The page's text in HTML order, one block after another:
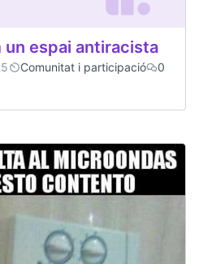
un espai antiracista
Comunitat i participació
0